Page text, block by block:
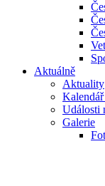
Aktuálně
Aktuality
Události
Galerie